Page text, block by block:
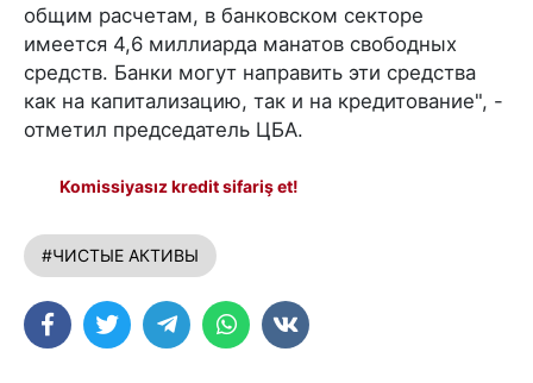
общим расчетам, в банковском секторе
имеется 4,6 миллиарда манатов свободных
средств. Банки могут направить эти средства
как на капитализацию, так и на кредитование", -
отметил председатель ЦБА.
Komissiyasız kredit sifariş et!
#ЧИСТЫЕ АКТИВЫ